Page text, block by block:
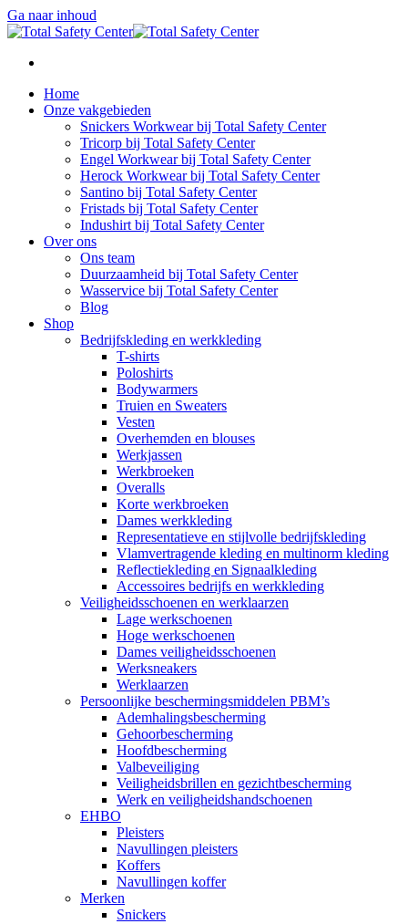
Ga naar inhoud
Home
Onze vakgebieden
Snickers Workwear bij Total Safety Center
Tricorp bij Total Safety Center
Engel Workwear bij Total Safety Center
Herock Workwear bij Total Safety Center
Santino bij Total Safety Center
Fristads bij Total Safety Center
Indushirt bij Total Safety Center
Over ons
Ons team
Duurzaamheid bij Total Safety Center
Wasservice bij Total Safety Center
Blog
Shop
Bedrijfskleding en werkkleding
T-shirts
Poloshirts
Bodywarmers
Truien en Sweaters
Vesten
Overhemden en blouses
Werkjassen
Werkbroeken
Overalls
Korte werkbroeken
Dames werkkleding
Representatieve en stijlvolle bedrijfskleding
Vlamvertragende kleding en multinorm kleding
Reflectiekleding en Signaalkleding
Accessoires bedrijfs en werkkleding
Veiligheidsschoenen en werklaarzen
Lage werkschoenen
Hoge werkschoenen
Dames veiligheidsschoenen
Werksneakers
Werklaarzen
Persoonlijke beschermingsmiddelen PBM’s
Ademhalingsbescherming
Gehoorbescherming
Hoofdbescherming
Valbeveiliging
Veiligheidsbrillen en gezichtbescherming
Werk en veiligheidshandschoenen
EHBO
Pleisters
Navullingen pleisters
Koffers
Navullingen koffer
Merken
Snickers